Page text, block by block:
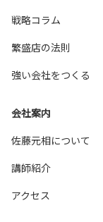
戦略コラム
繁盛店の法則
強い会社をつくる
会社案内
佐藤元相について
講師紹介
アクセス